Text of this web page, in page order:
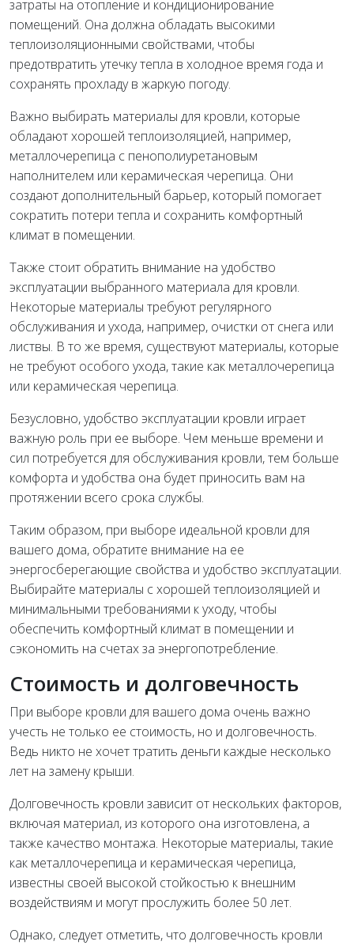
затраты на отопление и кондиционирование
помещений. Она должна обладать высокими
теплоизоляционными свойствами, чтобы
предотвратить утечку тепла в холодное время года и
сохранять прохладу в жаркую погоду.
Важно выбирать материалы для кровли, которые
обладают хорошей теплоизоляцией, например,
металлочерепица с пенополиуретановым
наполнителем или керамическая черепица. Они
создают дополнительный барьер, который помогает
сократить потери тепла и сохранить комфортный
климат в помещении.
Также стоит обратить внимание на удобство
эксплуатации выбранного материала для кровли.
Некоторые материалы требуют регулярного
обслуживания и ухода, например, очистки от снега или
листвы. В то же время, существуют материалы, которые
не требуют особого ухода, такие как металлочерепица
или керамическая черепица.
Безусловно, удобство эксплуатации кровли играет
важную роль при ее выборе. Чем меньше времени и
сил потребуется для обслуживания кровли, тем больше
комфорта и удобства она будет приносить вам на
протяжении всего срока службы.
Таким образом, при выборе идеальной кровли для
вашего дома, обратите внимание на ее
энергосберегающие свойства и удобство эксплуатации.
Выбирайте материалы с хорошей теплоизоляцией и
минимальными требованиями к уходу, чтобы
обеспечить комфортный климат в помещении и
сэкономить на счетах за энергопотребление.
Стоимость и долговечность
При выборе кровли для вашего дома очень важно
учесть не только ее стоимость, но и долговечность.
Ведь никто не хочет тратить деньги каждые несколько
лет на замену крыши.
Долговечность кровли зависит от нескольких факторов,
включая материал, из которого она изготовлена, а
также качество монтажа. Некоторые материалы, такие
как металлочерепица и керамическая черепица,
известны своей высокой стойкостью к внешним
воздействиям и могут прослужить более 50 лет.
Однако, следует отметить, что долговечность кровли